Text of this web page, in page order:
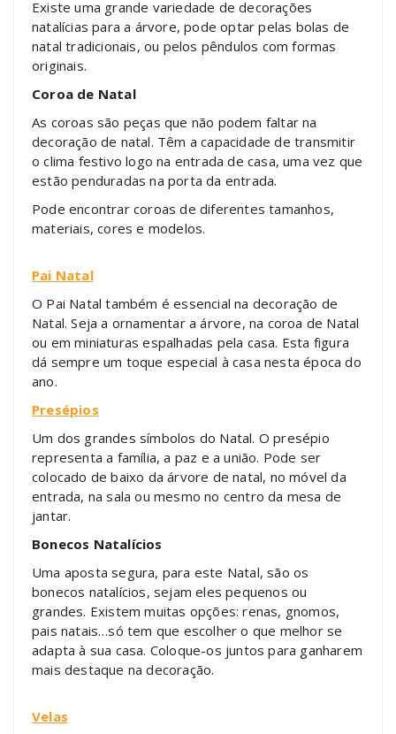
Existe uma grande variedade de decorações
natalícias para a árvore, pode optar pelas bolas de
natal tradicionais, ou pelos pêndulos com formas
originais.
Coroa de Natal
As coroas são peças que não podem faltar na
decoração de natal. Têm a capacidade de transmitir
o clima festivo logo na entrada de casa, uma vez que
estão penduradas na porta da entrada.
Pode encontrar coroas de diferentes tamanhos,
materiais, cores e modelos.
Pai Natal
O Pai Natal também é essencial na decoração de
Natal. Seja a ornamentar a árvore, na coroa de Natal
ou em miniaturas espalhadas pela casa. Esta figura
dá sempre um toque especial à casa nesta época do
ano.
Presépios
Um dos grandes símbolos do Natal. O presépio
representa a família, a paz e a união. Pode ser
colocado de baixo da árvore de natal, no móvel da
entrada, na sala ou mesmo no centro da mesa de
jantar.
Bonecos Natalícios
Uma aposta segura, para este Natal, são os
bonecos natalícios, sejam eles pequenos ou
grandes. Existem muitas opções: renas, gnomos,
pais natais…só tem que escolher o que melhor se
adapta à sua casa. Coloque-os juntos para ganharem
mais destaque na decoração.
Velas